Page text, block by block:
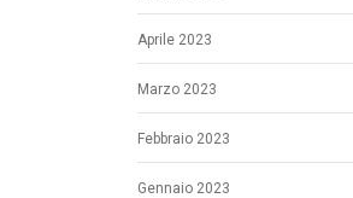
Aprile 2023
Marzo 2023
Febbraio 2023
Gennaio 2023